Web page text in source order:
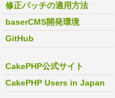
修正パッチの適用方法
baserCMS開発環境
GitHub
CakePHP公式サイト
CakePHP Users in Japan